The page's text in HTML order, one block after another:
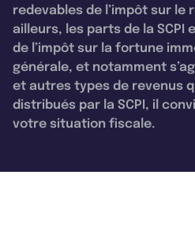
redevables de l’impôt sur le
ailleurs, les parts de la SCPI
de l’impôt sur la fortune
générale, et notamment
et autres types de revenus
distribués par la SCPI, il
votre situation fiscale.